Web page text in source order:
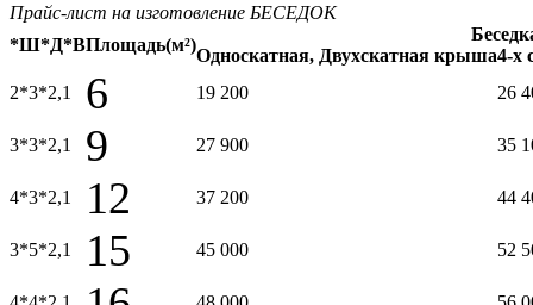
Прайс-лист на изготовление БЕСЕДОК
*Ш*Д*ВПлощадь(м²)
Односкатная, Двухскатная крыша4-х
2*3*2,1
6 19 200 26
3*3*2,1 9 27 900 35
4*3*2,1 12 37 200 44
3*5*2,1 15 45 000 52